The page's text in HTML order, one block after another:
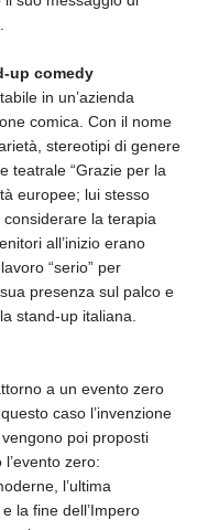
comedy
in un’azienda
comica. Con il nome
stereotipi di genere
teatrale “Grazie per la
europee; lui stesso
la terapia
all’inizio erano
“serio” per
presenza sul palco e
stand‑up italiana.
a un evento zero
caso l’invenzione
poi proposti
zero:
l’ultima
la fine dell’Impero